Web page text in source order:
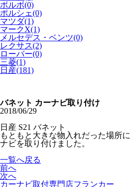
ボルボ(0)
ポルシェ(0)
マツダ(1)
マークX(1)
メルセデス・ベンツ(0)
レクサス(2)
ローバー(0)
三菱(1)
日産(181)
バネット カーナビ取り付け
2018/06/29
日産 S21 バネット
もともと大きな物入れだった場所に
ナビを取り付けました。
一覧へ戻る
前へ
次へ
カーナビ取付専⾨店フランカー